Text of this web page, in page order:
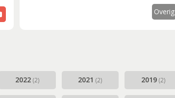
(2013)
(2015-2016)
(2022-2024)
Overig
2022 (2) 2021(2) 2019 (2)